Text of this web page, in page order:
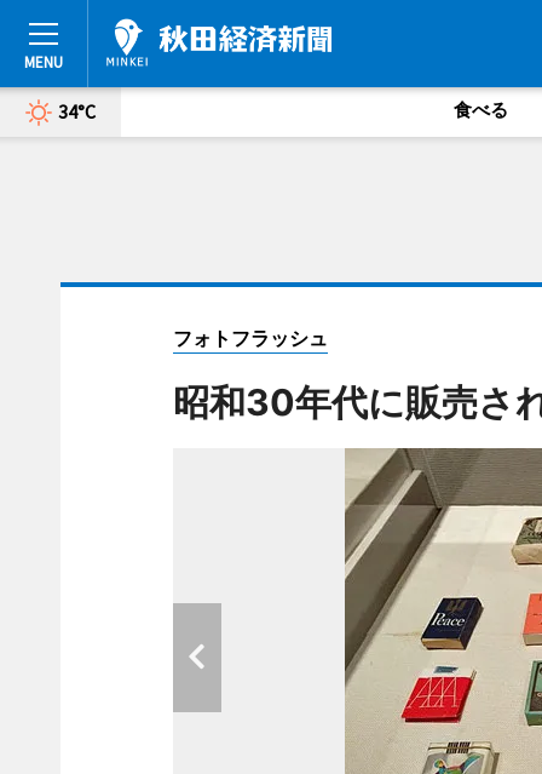
34°C 食べる
フォトフラッシュ
昭和30年代に販売さ